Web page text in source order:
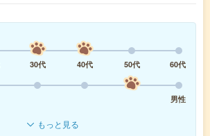
30代 40代 50代
60代
男性
もっと見る